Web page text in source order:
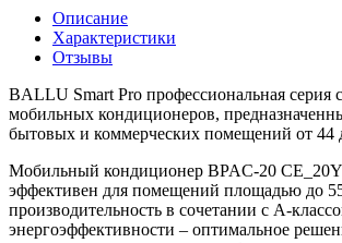
Описание
Характеристики
Отзывы
BALLU Smart Pro профессиональная серия
мобильных кондиционеров,
бытовых и коммерческих помещений от 44
Мобильный кондиционер BPAC-20
эффективен для помещений площадью до
производительность в сочетании с А-
энергоэффективности – оптимальное